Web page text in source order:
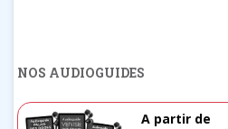
NOS AUDIOGUIDES
A partir de